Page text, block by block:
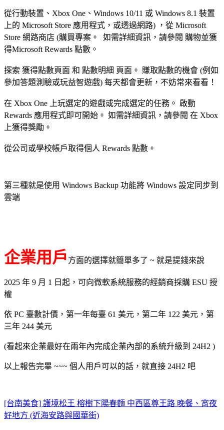
從行動裝置、Xbox One、Windows 10/11 或 Windows 8.1 裝置
上的 Microsoft Store 應用程式，或透過網路) ，從 Microsoft
Store 網路商店 (購買專案。 如需詳細資訊，請參閱 購物並獲
得Microsoft Rewards 點數。
探索 獲得點數頁面 和 點數明細 頁面。 賺取點數的機會 (例如
參加答題測驗或玩益智遊戲) 每天都會更新，不妨常來看看！
在 Xbox One 上玩選定的遊戲或完成選定的任務。 啟動
Rewards 應用程式即可開始。 如需詳細資訊，請參閱 在 Xbox
上獲得獎勵。
從公司或學校帳戶取得個人 Rewards 點數。
第三種就是使用 Windows Backup 功能將 Windows 設定同步到
雲端
企業用戶 方面的選擇就簡單多了 ~ 就是提錢來說
2025 年 9 月 1 日起，可向微軟系統服務的經銷商採購 ESU 授
權
依 PC 臺數計價，第一年每臺 61 美元，第二年 122 美元，第
三年 244 美元
(看起來企業最好在兩年內完成企業內部的系統升級到 24H2 )
以上報告完畢 ~~~ 個人用戶可以的話，就直接 24H2 吧
[台南美食] 護境松王 榕樹下陽春麵 中西區尊王路 晚餐、宵夜
好地方 (近海安路與國華街)